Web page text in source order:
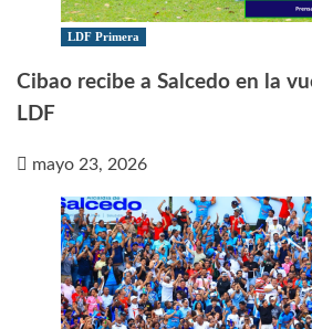
LDF Primera
Cibao recibe a Salcedo en la
LDF
mayo 23, 2026